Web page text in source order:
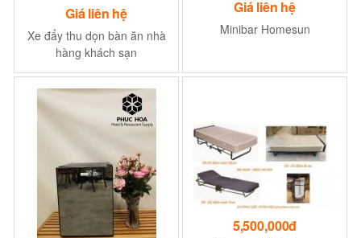
Giá liên hệ
Xe đẩy thu dọn bàn ăn nhà
hàng khách sạn
Giá liên hệ
Minibar Homesun
5,500,000đ